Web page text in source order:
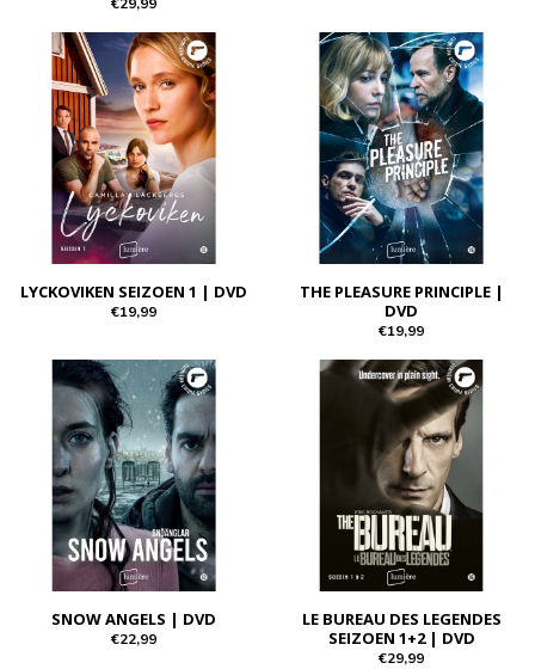
LYCKOVIKEN SEIZOEN 1 | DVD
€19,99
THE PLEASURE PRINCIPLE |
DVD
€19,99
SNOW ANGELS | DVD
€22,99
LE BUREAU DES LEGENDES
SEIZOEN 1+2 | DVD
€29,99